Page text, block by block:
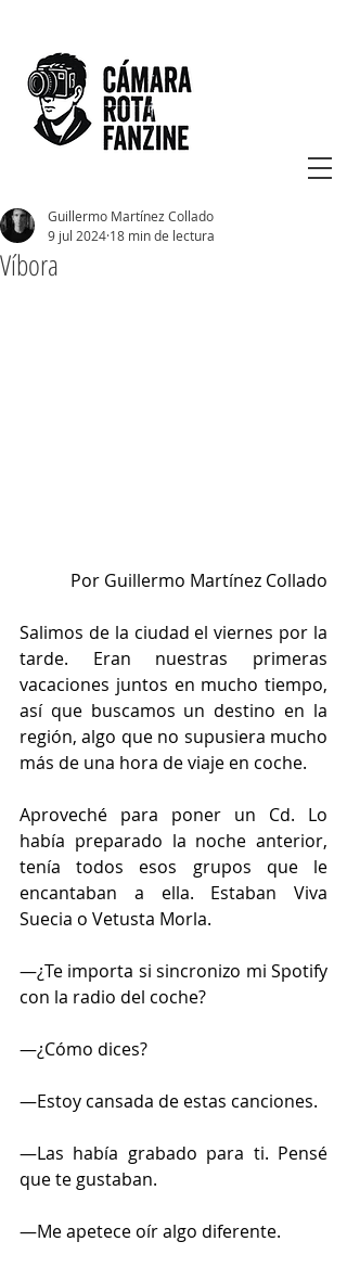
Víbora
Guillermo Martínez Collado
9 jul 2024 18 min de lectura
Por Guillermo Martínez Collado
Salimos de la ciudad el viernes por la
tarde. Eran nuestras primeras
vacaciones juntos en mucho tiempo,
así que buscamos un destino en la
región, algo que no supusiera mucho
más de una hora de viaje en coche.
Aproveché para poner un Cd. Lo
había preparado la noche anterior,
tenía todos esos grupos que le
encantaban a ella. Estaban Viva
Suecia o Vetusta Morla.
—¿Te importa si sincronizo mi Spotify
con la radio del coche?
—¿Cómo dices?
—Estoy cansada de estas canciones.
—Las había grabado para ti. Pensé
que te gustaban.
—Me apetece oír algo diferente.